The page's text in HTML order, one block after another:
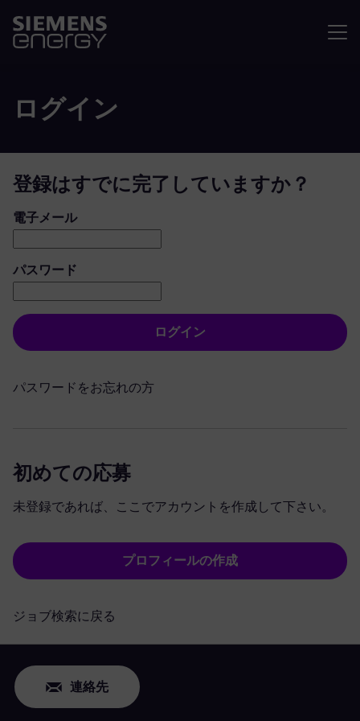
ログイン
登録はすでに完了していますか？
ログイン：ユーザーとパスワード
電子メール
パスワード
ログイン
パスワードをお忘れの方
初めての応募
未登録であれば、ここでアカウントを作成して下さい。
プロフィールの作成
ジョブ検索に戻る
連絡先